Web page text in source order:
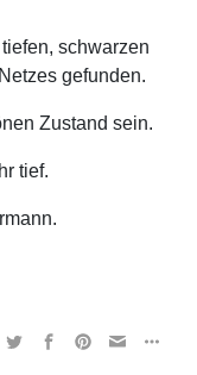
schwarzen
gefunden.
Zustand sein.
tief.